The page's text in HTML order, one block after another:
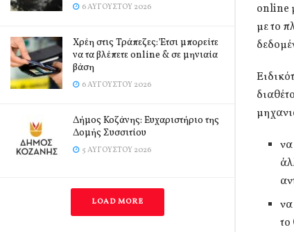
6 ΑΥΓΟΎΣΤΟΥ 2026
Χρέη στις Τράπεζες: Έτσι μπορείτε
να τα βλέπετε online & σε μηνιαία
βάση
6 ΑΥΓΟΎΣΤΟΥ 2026
Δήμος Κοζάνης: Ευχαριστήριο της
Δομής Συσσιτίου
5 ΑΥΓΟΎΣΤΟΥ 2026
LOAD MORE
online
με το